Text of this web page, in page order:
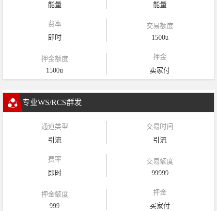
能量
能量
费率
即时
交易额度
1500u
押金额度
1500u
押金
卖家付
专业WS/RCS群发
通道类型
引流
交易时间
引流
费率
即时
交易额度
99999
押金额度
999
押金
买家付